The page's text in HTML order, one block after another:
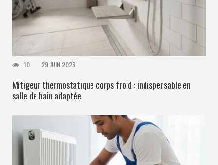
10 29 JUIN 2026
Mitigeur thermostatique corps froid : indispensable en
salle de bain adaptée